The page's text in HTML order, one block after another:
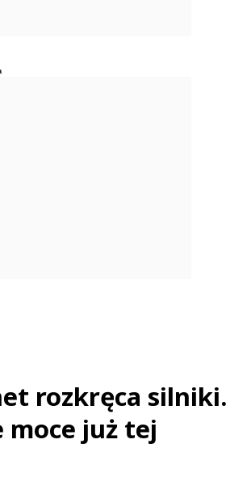
rozkręca silniki.
moce już tej